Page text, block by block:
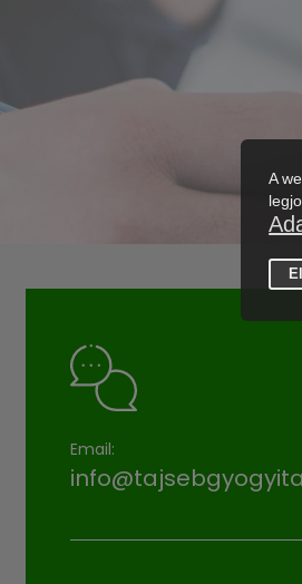
Email: